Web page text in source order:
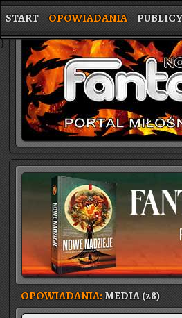
START OPOWIADANIA
}
OPOWIADANIA:MEDIA (28)